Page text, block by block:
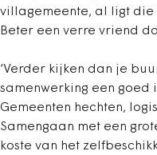
villagemeente, al ligt
Beter een verre vriend
‘Verder kijken dan je
samenwerking een
Gemeenten hechten,
Samengaan met een
koste van het